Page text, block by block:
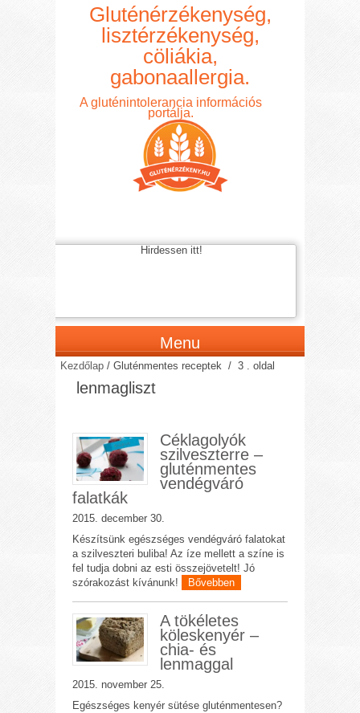
Gluténérzékenység,
lisztérzékenység,
cöliákia,
gabonaallergia.
A gluténintolerancia információs
portálja.
Hirdessen itt!
Menu
Kezdőlap /Gluténmentes receptek / 3 . oldal
lenmagliszt
Céklagolyók
szilveszterre –
gluténmentes
vendégváró
falatkák
2015. december 30.
Készítsünk egészséges vendégváró falatokat
a szilveszteri buliba! Az íze mellett a színe is
fel tudja dobni az esti összejövetelt! Jó
szórakozást kívánunk!
Bővebben
A tökéletes
köleskenyér –
chia- és
lenmaggal
2015. november 25.
Egészséges kenyér sütése gluténmentesen?